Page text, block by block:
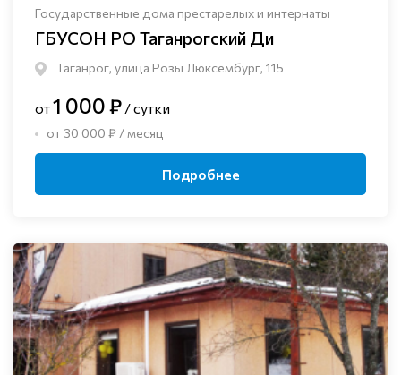
Государственные дома престарелых и интернаты
ГБУСОН РО Таганрогский Ди
Таганрог, улица Розы Люксембург, 115
от1 000 ₽ / сутки
от 30 000 ₽ / месяц
Подробнее